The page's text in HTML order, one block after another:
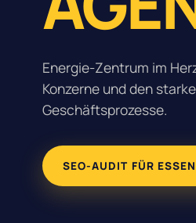
Energie-Zentrum im
Konzerne und den
Geschäftsprozesse.
SEO-AUDIT FÜR